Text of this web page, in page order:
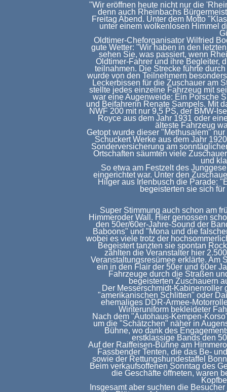
"Wir eröffnen heute nicht nur die
denn auch Rheinbachs
Freitag Abend. Unter dem Motto
unter einem wolkenlosen Himmel
Oldtimer-Cheforganisator Wilfried
gute Wetter: "Wir haben in den
sehen Sie, was passiert, wenn
Oldtimer-Fahrer und ihre Begleiter,
teilnahmen. Die Strecke führte
wurde von den Teilnehmern
Leckerbissen für die Zuschauer am
stellte jedes einzelne Fahrzeug mit
war eine Augenweide: Ein Porsche
und Beifahrerin Renate Sampels. Mit
NWF 200 mit nur 9,5 PS, der BMW-
Royce aus dem Jahr 1931 oder
älteste Fahrzeug
Getopt wurde dieser "Methusalem"
Schuckert Werke aus dem Jahr
Sonderversicherung am
Ortschaften säumten viele
und
So etwa am Festzelt des
eingerichtet war. Unter den
Hilger aus Irlenbusch die Parade:
begeisterten sie sich
Super Stimmung auch schon am
Himmeroder Wall. Hier genossen
den 50er/60er-Jahre-Sound der
Baboons" und "Mona und die
wobei es viele trotz der
Begeistert tanzten sie spontan
zählten die Veranstalter hier
Veranstaltungsresümee erklärte. Am
ein in den Flair der 50er und 60er
Fahrzeuge durch die Straßen
begeisterten Zuschauern
Der Messerschmidt-Kabinenroller
"amerikanischen Schlitten" oder
ehemaliges DDR-Armee-
Winteruniform bekleideter
Nach dem "Autohaus-Kempen-
um die "Schätzchen" näher in
Bühne, wo dank des
erstklassige Bands den
Auf der Raiffeisen-Bühne am
Fassbender Tenten, die das Be-
sowie der Rettungshundestaffel
Beim verkaufsoffenen Sonntag des
die Geschäfte öffneten, waren
Insgesamt aber suchten die